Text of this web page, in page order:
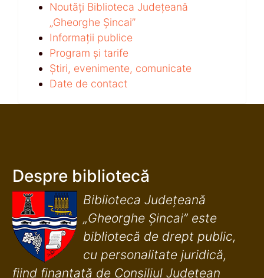
Noutăți Biblioteca Județeană
„Gheorghe Șincai”
Informații publice
Program și tarife
Știri, evenimente, comunicate
Date de contact
Despre bibliotecă
Biblioteca Județeană
„Gheorghe Șincai” este
bibliotecă de drept public,
cu personalitate juridică,
fiind finanţată de Consiliul Judeţean